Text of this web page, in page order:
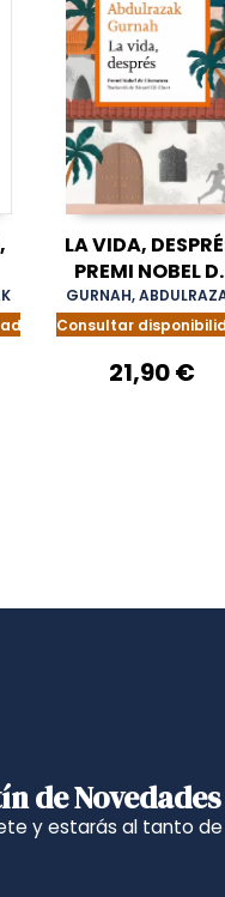
LA VIDA,
PREMI NOBEL
LITERATURA
GURNAH,
Consultar
21,90 €
de Novedades
y estarás al tanto